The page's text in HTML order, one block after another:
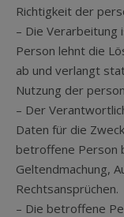
Richtigkeit der
– Die
Person lehnt die
ab und verlangt
Nutzung der
– Der
Daten für die
betroffene Person
Geltendmachung,
Rechtsansprüchen.
– Die betroffene